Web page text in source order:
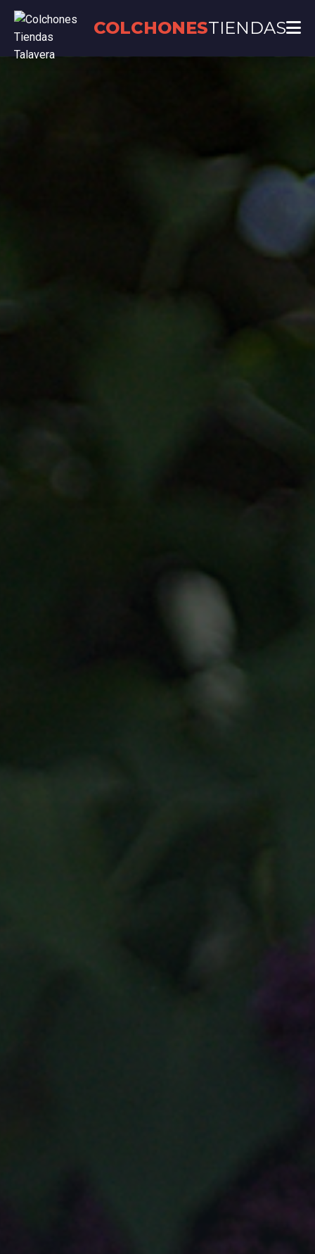
COLCHONESTIENDAS